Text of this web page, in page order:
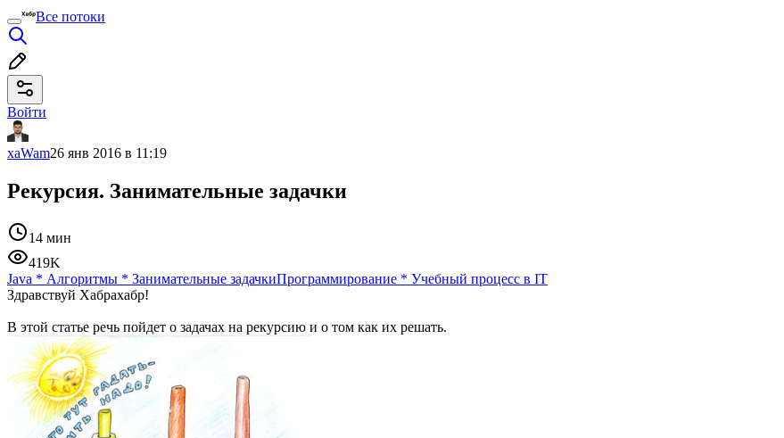
Все потоки
Войти
xaWam26 янв 2016 в 11:19
Рекурсия. Занимательные задачки
14 мин
419K
Java * Алгоритмы * Занимательные задачкиПрограммирование * Учебный процесс в IT
Здравствуй Хабрахабр!
В этой статье речь пойдет о задачах на рекурсию и о том как их решать.